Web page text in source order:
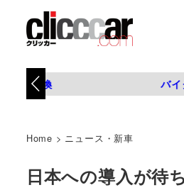
タイヤ交換 バイ
Home > ニュース・新車
日本への導入が待